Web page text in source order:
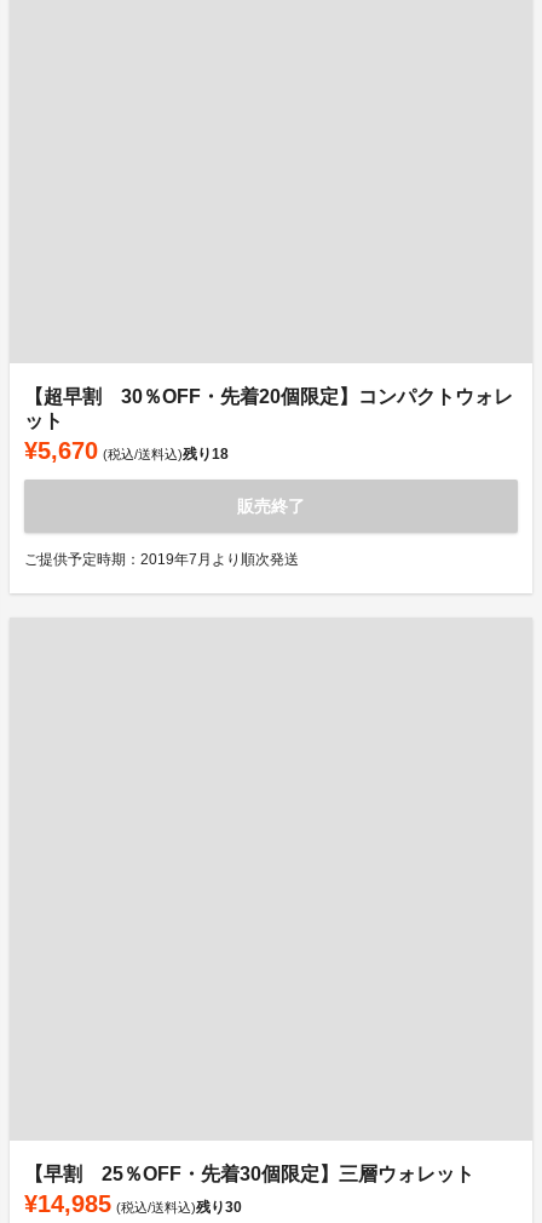
【超早割 30％OFF・先着20個限定】コンパクトウォレ
ット
¥5,670 (税込/送料込)残り18
販売終了
ご提供予定時期：2019年7月より順次発送
【早割 25％OFF・先着30個限定】三層ウォレット
¥14,985 (税込/送料込)残り30